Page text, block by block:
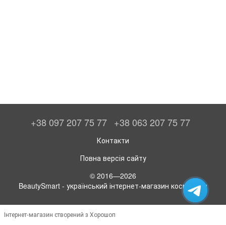
+38 097 207 75 77 +38 063 207 75 77
Контакти
Повна версія сайту
© 2016—2026
BeautySmart - український інтернет-магазин косметики
Інтернет-магазин створений з Хорошоп